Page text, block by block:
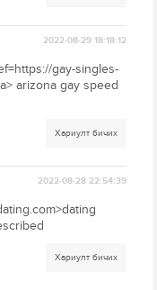
2022-08-29 18:18:12
gay-singles-
arizona gay speed
Хариулт бичих
2022-08-28 22:54:39
Хариулт бичих